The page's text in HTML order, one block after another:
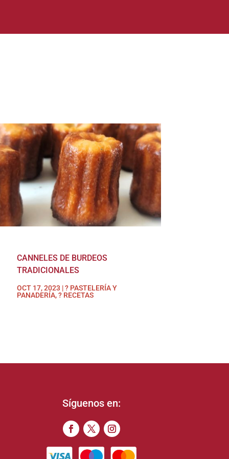
CANNELES DE BURDEOS
TRADICIONALES
OCT 17, 2023 |? PASTELERÍA Y
PANADERÍA,? RECETAS
Síguenos en: